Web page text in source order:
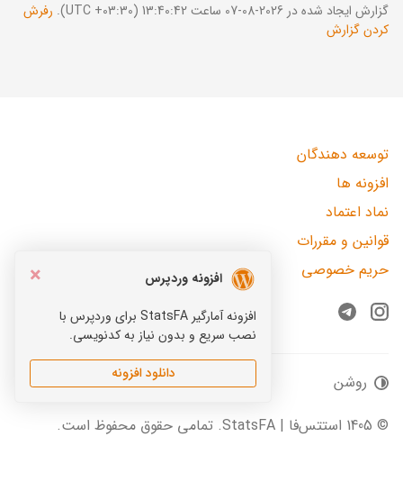
گزارش ایجاد شده در 2026-08-07 ساعت 13:40:42 (UTC +03:30).
رفرش
کردن گزارش
×
افزونه وردپرس
افزونه آمارگیر StatsFA برای وردپرس با
نصب سریع و بدون نیاز به کدنویسی.
دانلود افزونه
توسعه دهندگان
افزونه ها
نماد اعتماد
قوانین و مقررات
حریم خصوصی
Instagram
Telegram
© 1405 استتس‌فا | StatsFA. تمامی حقوق محفوظ است.
روشن